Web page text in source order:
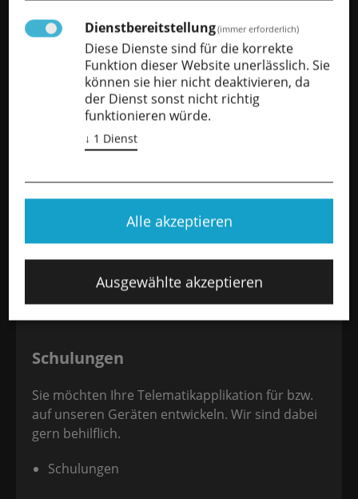
S7 TrackPro X S Core
Antennen
Antennen Kabel
Schulungen
Sie möchten Ihre Telematikapplikation für bzw.
auf unseren Geräten entwickeln. Wir sind dabei
gern behilflich.
Schulungen
Dienstbereitstellung(immer erforderlich)
Diese Dienste sind für die korrekte
Funktion dieser Website unerlässlich. Sie
können sie hier nicht deaktivieren, da
der Dienst sonst nicht richtig
funktionieren würde.
↓ 1 Dienst
Ausgewählte akzeptieren
Alle akzeptieren